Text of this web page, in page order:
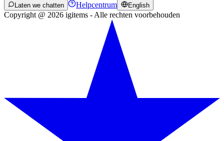
Laten we chatten Helpcentrum English
Copyright @ 2026 igitems - Alle rechten voorbehouden